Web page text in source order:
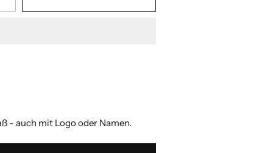
- auch mit Logo oder Namen.